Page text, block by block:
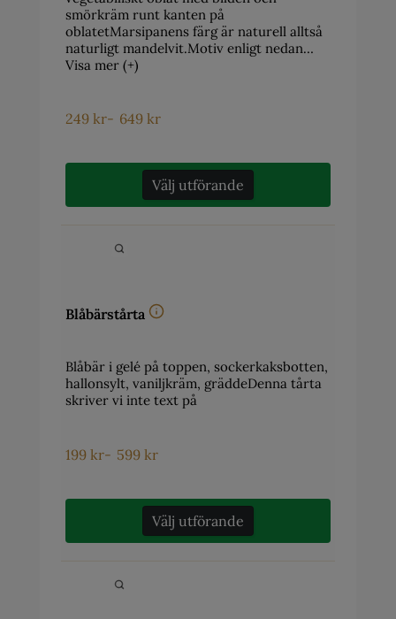
smörkräm runt kanten på
oblatetMarsipanens färg är naturell alltså
naturligt mandelvit.Motiv enligt nedan…
Visa mer (+)
249 kr- 649 kr
Välj utförande
Blåbärstårta
Blåbär i gelé på toppen, sockerkaksbotten,
hallonsylt, vaniljkräm, gräddeDenna tårta
skriver vi inte text på
199 kr- 599 kr
Välj utförande